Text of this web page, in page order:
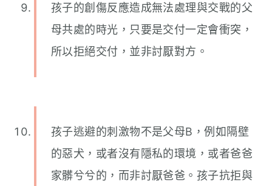
孩子的創傷反應造成無法處理與交戰的父
母共處的時光，只要是交付一定會衝突，
所以拒絕交付，並非討厭對方。
孩子逃避的刺激物不是父母B，例如隔壁
的惡犬，或者沒有隱私的環境，或者爸爸
家髒兮兮的，而非討厭爸爸。孩子抗拒與